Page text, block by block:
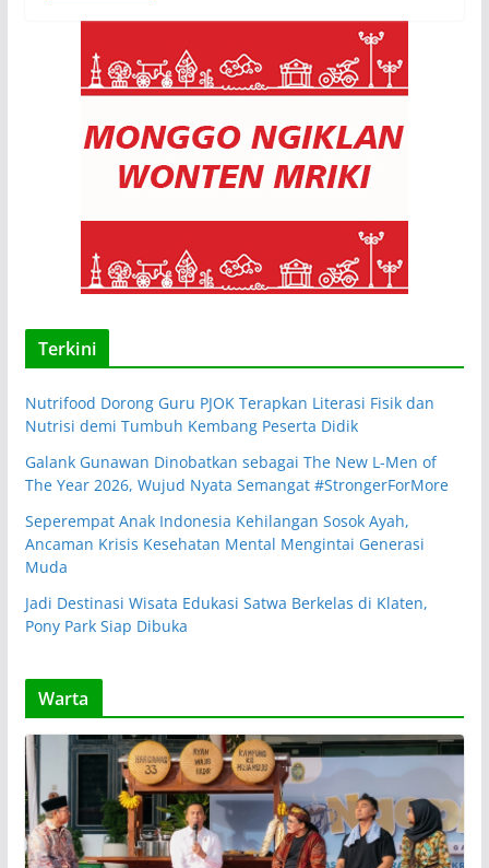
Terkini
Nutrifood Dorong Guru PJOK Terapkan Literasi Fisik dan
Nutrisi demi Tumbuh Kembang Peserta Didik
Galank Gunawan Dinobatkan sebagai The New L-Men of
The Year 2026, Wujud Nyata Semangat #StrongerForMore
Seperempat Anak Indonesia Kehilangan Sosok Ayah,
Ancaman Krisis Kesehatan Mental Mengintai Generasi
Muda
Jadi Destinasi Wisata Edukasi Satwa Berkelas di Klaten,
Pony Park Siap Dibuka
Warta